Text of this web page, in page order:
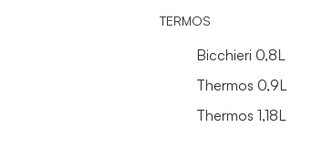
TERMOS
Bicchieri 0,8L
Thermos 0,9L
Thermos 1,18L